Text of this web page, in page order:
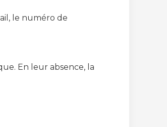
le numéro de
En leur absence, la